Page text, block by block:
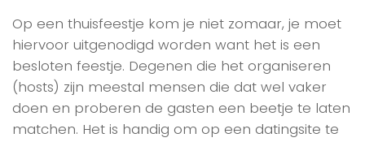
Op een thuisfeestje kom je niet zomaar, je moet
hiervoor uitgenodigd worden want het is een
besloten feestje. Degenen die het organiseren
(hosts) zijn meestal mensen die dat wel vaker
doen en proberen de gasten een beetje te laten
matchen. Het is handig om op een datingsite te